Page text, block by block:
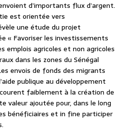
d’importants flux d’argent.
est orientée vers
une étude du projet
« Favoriser les investissements
emplois agricoles et non agricoles
dans les zones du Sénégal
envois de fonds des migrants
publique au développement
faiblement à la création de
ajoutée pour, dans le long
bénéficiaires et in fine participer